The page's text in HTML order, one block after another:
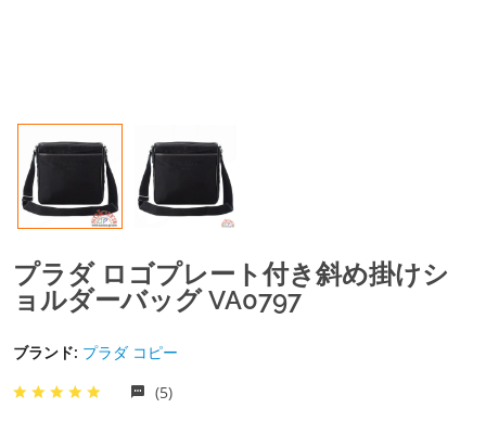
プラダ ロゴプレート付き斜め掛けシ
ョルダーバッグ VA0797
ブランド: プラダ コピー
(5)